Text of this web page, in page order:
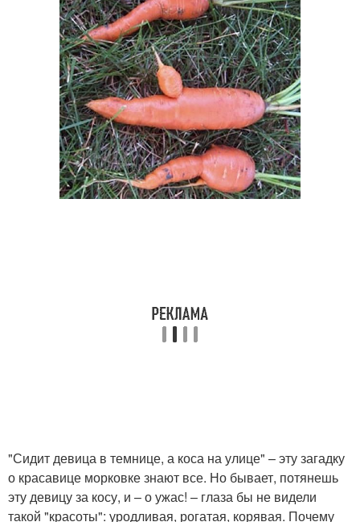
"Сидит девица в темнице, а коса на улице" – эту загадку
о красавице морковке знают все. Но бывает, потянешь
эту девицу за косу, и – о ужас! – глаза бы не видели
такой "красоты": уродливая, рогатая, корявая. Почему